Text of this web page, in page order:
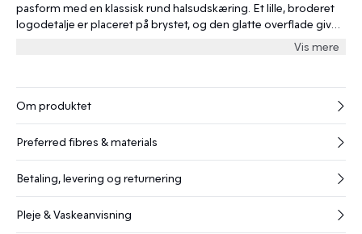
pasform med en klassisk rund halsudskæring. Et lille, broderet
logodetalje er placeret på brystet, og den glatte overflade giver
Vis mere
Om produktet
Preferred fibres & materials
Betaling, levering og returnering
Pleje & Vaskeanvisning